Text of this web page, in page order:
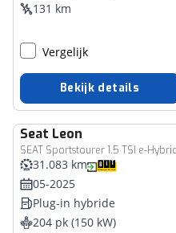
131 km
Vergelijk
Bekijk details
Seat Leon
31.083 km
05-2025
Plug-in hybride
204 pk (150 kW)